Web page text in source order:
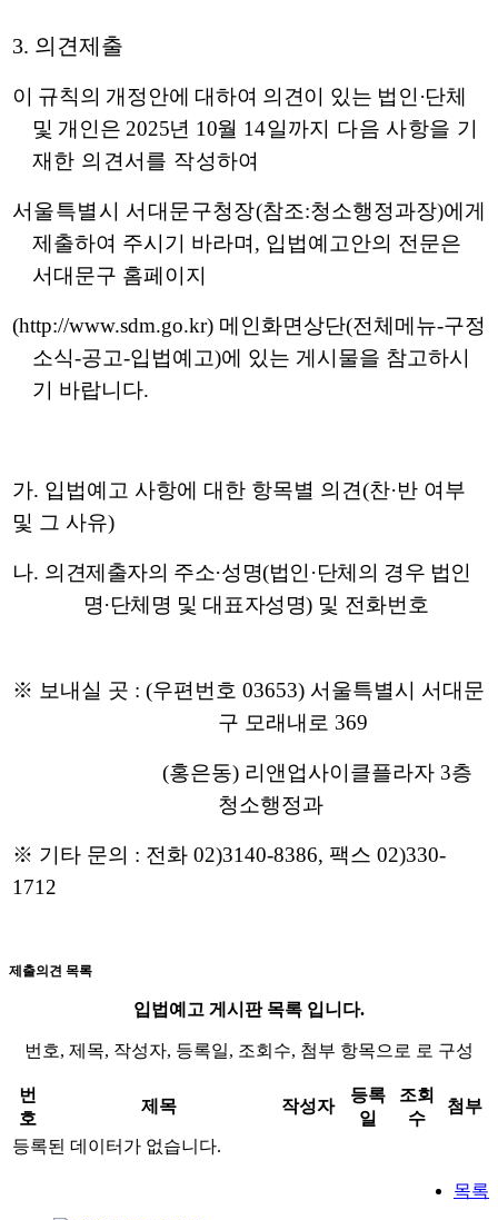
3. 의견제출
이 규칙의 개정안에 대하여 의견이 있는 법인 ·단체
및 개인은 2025년 10월 14일까지 다음 사항을 기
재한 의견서를 작성하여
서울특별시 서대문구청장(참조:청소행정과장)에게
제출하여 주시기 바라며, 입법예고안의 전문은
서대문구 홈페이지
(http://www.sdm.go.kr) 메인화면상단(전체메뉴-구정
소식-공고-입법예고)에 있는 게시물을 참고하시
기 바랍니다.
가. 입법예고 사항에 대한 항목별 의견(찬·반 여부
및 그 사유)
나. 의견제출자의 주소·성명(법인 ·단체의 경우 법인
명·단체명 및 대표자성명) 및 전화번호
※ 보내실 곳 : (우편번호 03653) 서울특별시 서대문
구 모래내로 369
(홍은동) 리앤업사이클플라자 3층
청소행정과
※ 기타 문의 : 전화 02)3140-8386, 팩스 02)330-
1712
제출의견 목록
입법예고 게시판 목록 입니다.
번호, 제목, 작성자, 등록일, 조회수, 첨부 항목으로 로 구성
번
호
제목 작성자
등록
일
조회
수
첨부
등록된 데이터가 없습니다.
목록